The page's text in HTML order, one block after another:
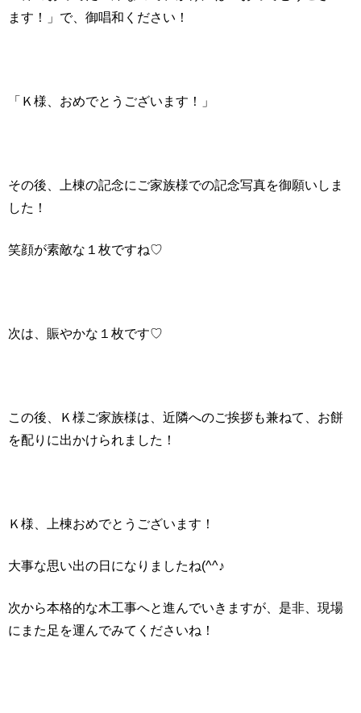
ます！」で、御唱和ください！
「Ｋ様、おめでとうございます！」
その後、上棟の記念にご家族様での記念写真を御願いしま
した！
笑顔が素敵な１枚ですね♡
次は、賑やかな１枚です♡
この後、Ｋ様ご家族様は、近隣へのご挨拶も兼ねて、お餅
を配りに出かけられました！
Ｋ様、上棟おめでとうございます！
大事な思い出の日になりましたね(^^♪
次から本格的な木工事へと進んでいきますが、是非、現場
にまた足を運んでみてくださいね！